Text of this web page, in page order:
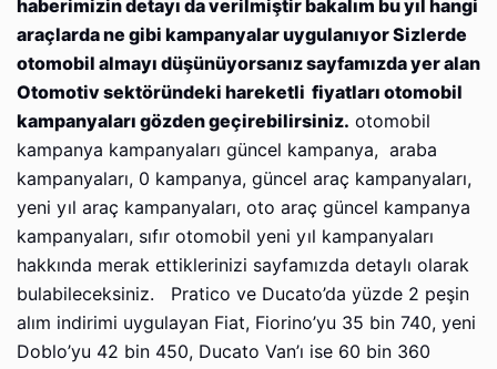
haberimizin detayı da verilmiştir bakalım bu yıl hangi
araçlarda ne gibi kampanyalar uygulanıyor Sizlerde
otomobil almayı düşünüyorsanız sayfamızda yer alan
Otomotiv sektöründeki hareketli fiyatları otomobil
kampanyaları gözden geçirebilirsiniz. otomobil
kampanya kampanyaları güncel kampanya, araba
kampanyaları, 0 kampanya, güncel araç kampanyaları,
yeni yıl araç kampanyaları, oto araç güncel kampanya
kampanyaları, sıfır otomobil yeni yıl kampanyaları
hakkında merak ettiklerinizi sayfamızda detaylı olarak
bulabileceksiniz. Pratico ve Ducato’da yüzde 2 peşin
alım indirimi uygulayan Fiat, Fiorino’yu 35 bin 740, yeni
Doblo’yu 42 bin 450, Ducato Van’ı ise 60 bin 360